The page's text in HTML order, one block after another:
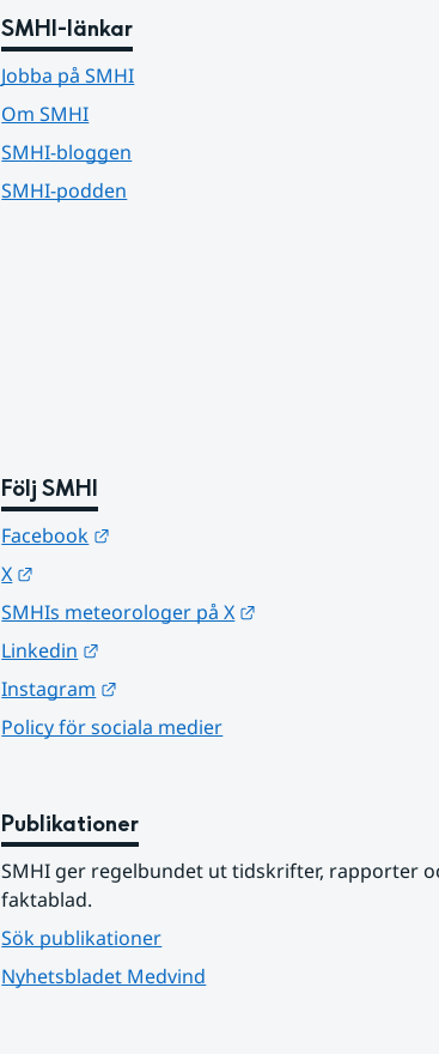
SMHI-länkar
Jobba på SMHI
Om SMHI
SMHI-bloggen
SMHI-podden
Följ SMHI
Facebook
X
SMHIs meteorologer på X
Linkedin
Instagram
Policy för sociala medier
Publikationer
SMHI ger regelbundet ut tidskrifter, rapporter
faktablad.
Sök publikationer
Nyhetsbladet Medvind